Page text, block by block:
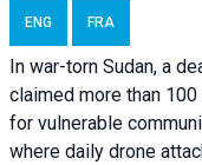
ENG FRA
In war-torn Sudan, a
claimed more than
for vulnerable
where daily drone